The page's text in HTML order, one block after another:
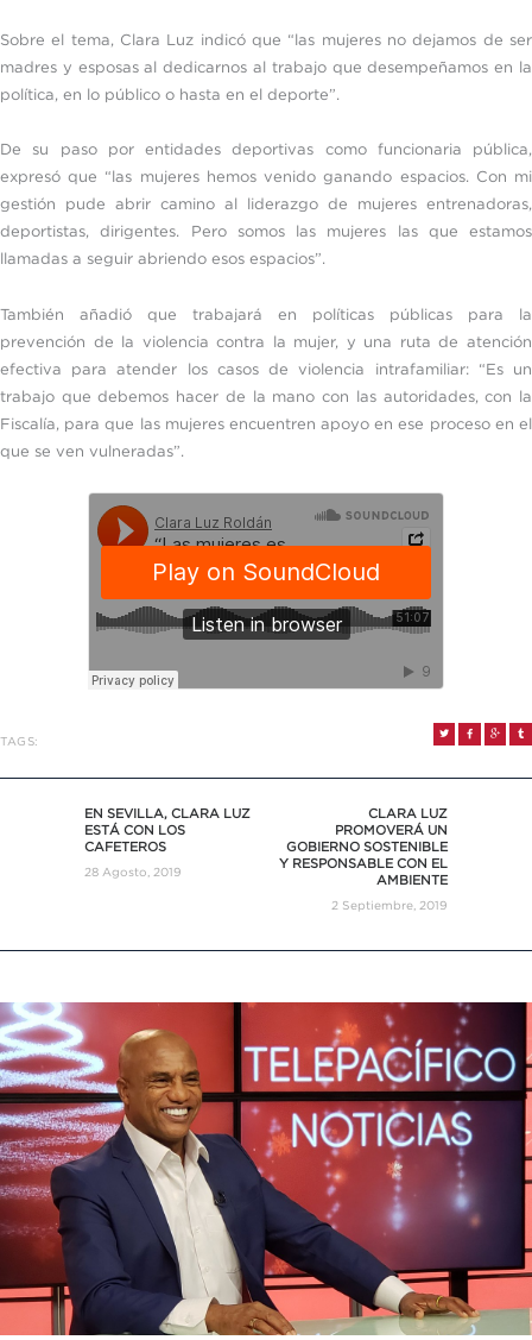
Sobre el tema, Clara Luz indicó que “las mujeres no dejamos de ser
madres y esposas al dedicarnos al trabajo que desempeñamos en la
política, en lo público o hasta en el deporte”.
De su paso por entidades deportivas como funcionaria pública,
expresó que “las mujeres hemos venido ganando espacios. Con mi
gestión pude abrir camino al liderazgo de mujeres entrenadoras,
deportistas, dirigentes. Pero somos las mujeres las que estamos
llamadas a seguir abriendo esos espacios”.
También añadió que trabajará en políticas públicas para la
prevención de la violencia contra la mujer, y una ruta de atención
efectiva para atender los casos de violencia intrafamiliar: “Es un
trabajo que debemos hacer de la mano con las autoridades, con la
Fiscalía, para que las mujeres encuentren apoyo en ese proceso en el
que se ven vulneradas”.
TAGS:
ENTRADAS
Previous
post:
EN SEVILLA, CLARA LUZ
ESTÁ CON LOS
CAFETEROS
28 Agosto, 2019
Next
post:
CLARA LUZ
PROMOVERÁ UN
GOBIERNO SOSTENIBLE
Y RESPONSABLE CON EL
AMBIENTE
2 Septiembre, 2019